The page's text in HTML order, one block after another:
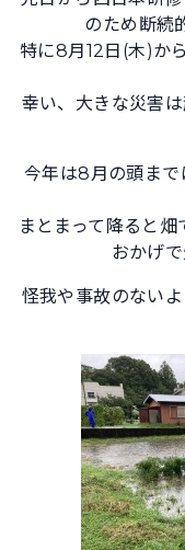
のため断続
特に8月12日(木)か
幸い、大きな災害
今年は8月の頭ま
まとまって降ると
おかげ
怪我や事故のない